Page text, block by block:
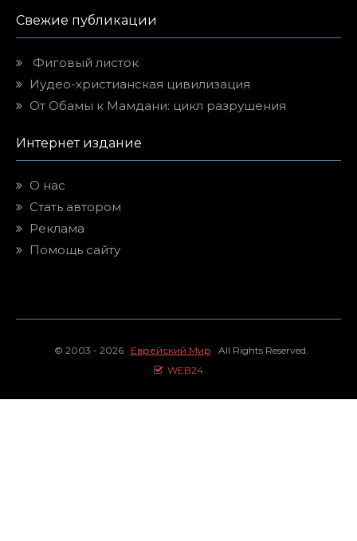
Свежие публикации
Фиговый листок
Иудео-христианская цивилизация
От Обамы к Мамдани: цикл разрушения
Интернет издание
О нас
Стать автором
Реклама
Помощь сайту
© 2003 - 2026 Еврейский Мир All Rights Reserved.
WEB24